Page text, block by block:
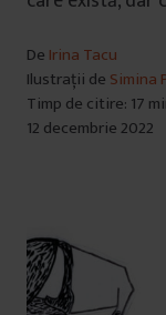
De Irina Tacu
Ilustrații de Simina
Timp de citire: 17
12 decembrie 2022